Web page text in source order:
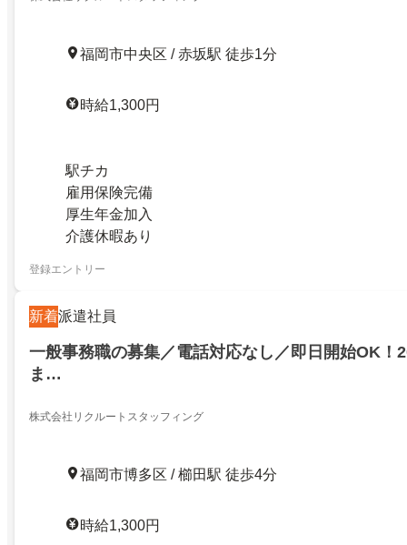
福岡市中央区 / 赤坂駅 徒歩1分
時給1,300円
駅チカ
雇用保険完備
厚生年金加入
介護休暇あり
登録エントリー
新着派遣社員
一般事務職の募集／電話対応なし／即日開始OK！
ま…
株式会社リクルートスタッフィング
福岡市博多区 / 櫛田駅 徒歩4分
時給1,300円